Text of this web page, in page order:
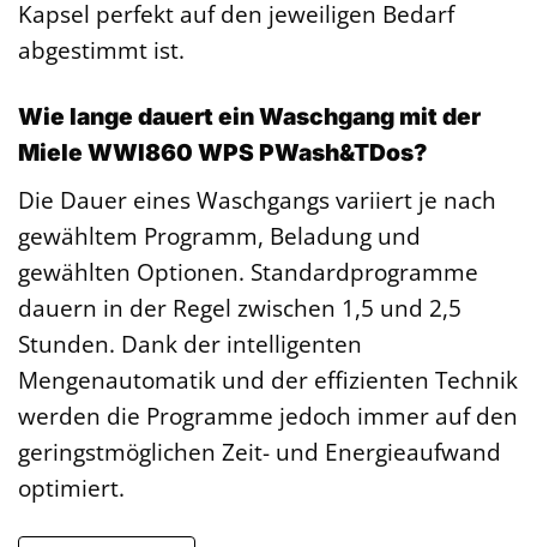
Kapsel perfekt auf den jeweiligen Bedarf
abgestimmt ist.
Wie lange dauert ein Waschgang mit der
Miele WWI860 WPS PWash&TDos?
Die Dauer eines Waschgangs variiert je nach
gewähltem Programm, Beladung und
gewählten Optionen. Standardprogramme
dauern in der Regel zwischen 1,5 und 2,5
Stunden. Dank der intelligenten
Mengenautomatik und der effizienten Technik
werden die Programme jedoch immer auf den
geringstmöglichen Zeit- und Energieaufwand
optimiert.